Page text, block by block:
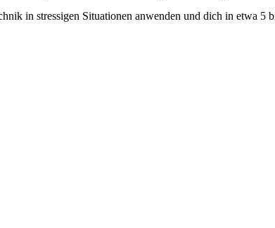
in stressigen Situationen anwenden und dich in etwa 5